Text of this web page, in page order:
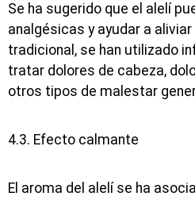
Se ha sugerido que el alelí
analgésicas y ayudar a aliviar
tradicional, se han utilizado
tratar dolores de cabeza,
otros tipos de malestar
4.3. Efecto calmante
El aroma del alelí se ha